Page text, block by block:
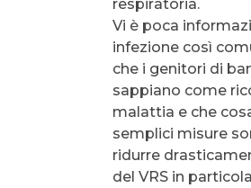
respiratoria.
Vi è poca
infezione così
che i genitori di
sappiano come
malattia e che
semplici misure
ridurre
del VRS in